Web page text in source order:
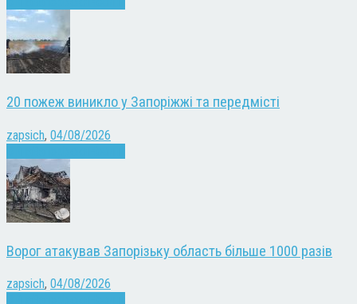
20 пожеж виникло у Запоріжжі та передмісті
zapsich, 04/08/2026
Ворог атакував Запорізьку область більше 1000 разів
zapsich, 04/08/2026